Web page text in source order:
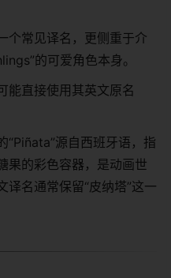
个常见译名，更侧重于介
的可爱角色本身。
能直接使用其英文原名
“Piñata”源自西班牙语，指
果的彩色容器，是动画世
译名通常保留“皮纳塔”这一